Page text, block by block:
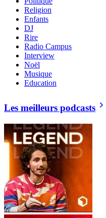
Religion
Enfants
DJ
Rire
Radio Campus
Interview
Noël
Musique
Education
Les meilleurs podcasts